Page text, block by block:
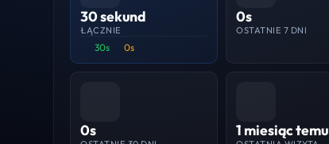
30 sekund
ŁĄCZNIE
30s 0s
0s
OSTATNIE 7 DNI
0s 1 miesiąc temu